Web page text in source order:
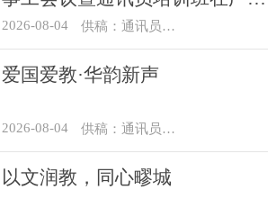
举办
2026-08-04 供稿：通讯员 汪浩
爱国爱教·华韵新声
2026-08-04 供稿：通讯员 景健美
以文润教，同心疁城